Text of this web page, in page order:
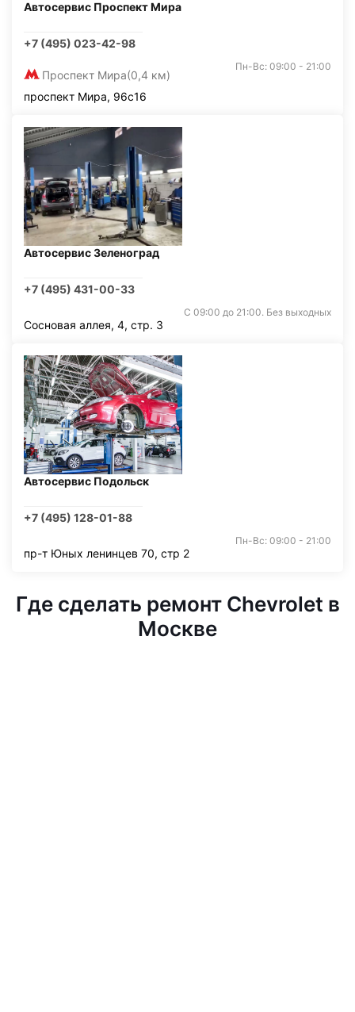
Автосервис Проспект Мира
+7 (495) 023-42-98
Проспект Мира(0,4 км)
Пн-Вс: 09:00 - 21:00
проспект Мира, 96с16
Автосервис Зеленоград
+7 (495) 431-00-33
С 09:00 до 21:00. Без выходных
Сосновая аллея, 4, стр. 3
Автосервис Подольск
+7 (495) 128-01-88
Пн-Вс: 09:00 - 21:00
пр-т Юных ленинцев 70, стр 2
Где сделать ремонт Chevrolet в
Москве